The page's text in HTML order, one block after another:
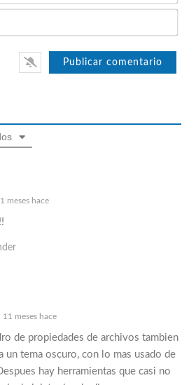
meses hace
11 meses hace
de propiedades de archivos tambien
un tema oscuro, con lo mas usado de
hay herramientas que casi no